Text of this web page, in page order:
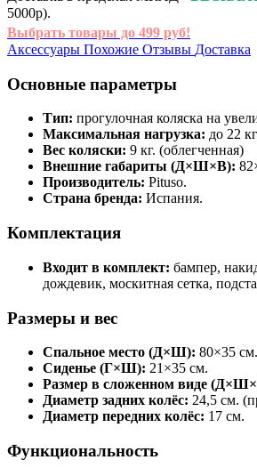
5000р).
Выбрать товары до 499 руб!
Аксессуары Похожие Отзывы Доставка
Основные параметры
Тип: прогулочная коляска на
Максимальная нагрузка: до 22
Вес коляски: 9 кг. (облегченная)
Внешние габариты (Д×Ш×В):
Производитель: Pituso.
Страна бренда: Испания.
Комплектация
Входит в комплект: бампер,
дождевик, москитная сетка,
Размеры и вес
Спальное место (Д×Ш): 80×35 см.
Сиденье (Г×Ш): 21×35 см.
Размер в сложенном виде
Диаметр задних колёс: 24,5 см.
Диаметр передних колёс: 17 см.
Функциональность